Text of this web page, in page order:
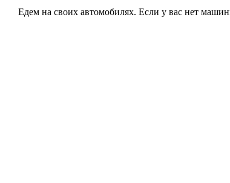
Едем на своих автомобилях. Если у вас нет